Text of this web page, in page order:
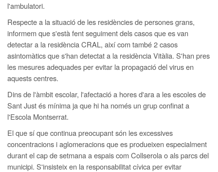
l'ambulatori.
Respecte a la situació de les residències de persones grans,
informem que s'està fent seguiment dels casos que es van
detectar a la residència CRAL, així com també 2 casos
asintomàtics que s'han detectat a la residència Vitàlia. S'han pres
les mesures adequades per evitar la propagació del virus en
aquests centres.
Dins de l'àmbit escolar, l'afectació a hores d'ara a les escoles de
Sant Just és mínima ja que hi ha només un grup confinat a
l'Escola Montserrat.
El que sí que continua preocupant són les excessives
concentracions i aglomeracions que es produeixen especialment
durant el cap de setmana a espais com Collserola o als parcs del
municipi. S'insisteix en la responsabilitat cívica per evitar